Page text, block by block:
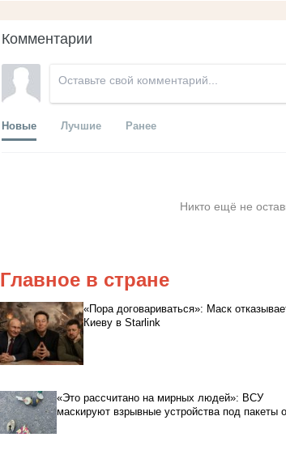
Комментарии
Новые Лучшие Ранее
Никто ещё не
Главное в стране
«Пора договариваться»: Маск
Киеву в Starlink
«Это рассчитано на мирных людей»: ВСУ
маскируют взрывные устройства под пакеты